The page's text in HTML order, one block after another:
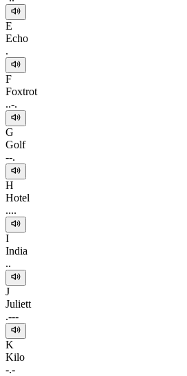
E
Echo
.
F
Foxtrot
..-.
G
Golf
--.
H
Hotel
....
I
India
..
J
Juliett
.---
K
Kilo
-.-